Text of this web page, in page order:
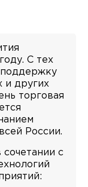
С тех
и других
торговая
России.
с